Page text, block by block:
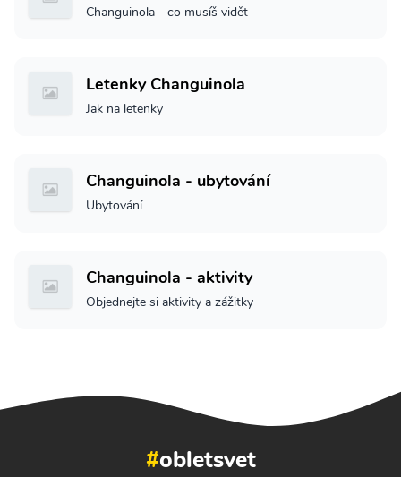
Changuinola - co musíš vidět
Letenky Changuinola
Jak na letenky
Changuinola - ubytování
Ubytování
Changuinola - aktivity
Objednejte si aktivity a zážitky
#obletsvet